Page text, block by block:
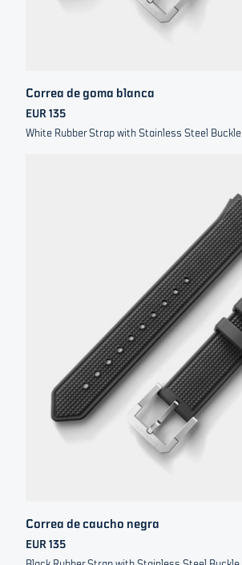
Correa de goma blanca
EUR 135
White Rubber Strap with Stainless Steel Buckle
Correa de caucho negra
EUR 135